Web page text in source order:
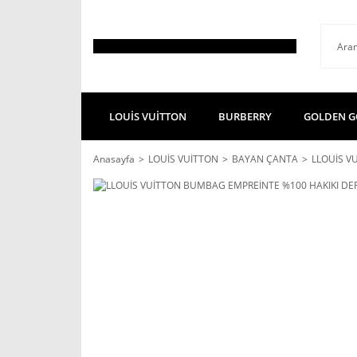
LOUİS VUİTTON BURBERRY GOLDEN
Anasayfa LOUİS VUİTTON BAYAN ÇANTA LLOUİS